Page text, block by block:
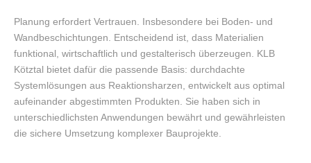
Planung erfordert Vertrauen. Insbesondere bei Boden- und
Wandbeschichtungen. Entscheidend ist, dass Materialien
funktional, wirtschaftlich und gestalterisch überzeugen. KLB
Kötztal bietet dafür die passende Basis: durchdachte
Systemlösungen aus Reaktionsharzen, entwickelt aus optimal
aufeinander abgestimmten Produkten. Sie haben sich in
unterschiedlichsten Anwendungen bewährt und gewährleisten
die sichere Umsetzung komplexer Bauprojekte.